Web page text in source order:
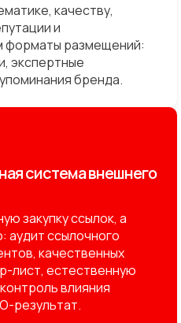
качеству,
и
форматы размещений:
экспертные
бренда.
система внешнего
закупку ссылок, а
аудит ссылочного
качественных
лист, естественную
влияния
результат.